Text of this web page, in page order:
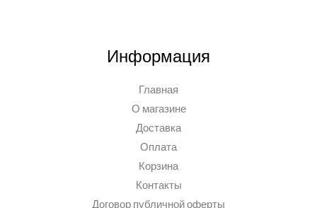
Информация
Главная
О магазине
Доставка
Оплата
Корзина
Контакты
Договор публичной оферты